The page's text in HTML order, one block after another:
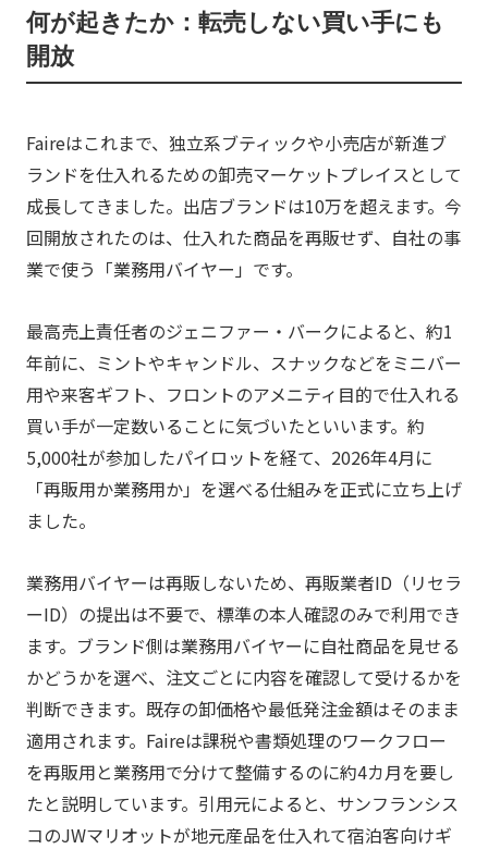
何が起きたか：転売しない買い手にも
開放
Faireはこれまで、独立系ブティックや小売店が新進ブ
ランドを仕入れるための卸売マーケットプレイスとして
成長してきました。出店ブランドは10万を超えます。今
回開放されたのは、仕入れた商品を再販せず、自社の事
業で使う「業務用バイヤー」です。
最高売上責任者のジェニファー・バークによると、約1
年前に、ミントやキャンドル、スナックなどをミニバー
用や来客ギフト、フロントのアメニティ目的で仕入れる
買い手が一定数いることに気づいたといいます。約
5,000社が参加したパイロットを経て、2026年4月に
「再販用か業務用か」を選べる仕組みを正式に立ち上げ
ました。
業務用バイヤーは再販しないため、再販業者ID（リセラ
ーID）の提出は不要で、標準の本人確認のみで利用でき
ます。ブランド側は業務用バイヤーに自社商品を見せる
かどうかを選べ、注文ごとに内容を確認して受けるかを
判断できます。既存の卸価格や最低発注金額はそのまま
適用されます。Faireは課税や書類処理のワークフロー
を再販用と業務用で分けて整備するのに約4カ月を要し
たと説明しています。引用元によると、サンフランシス
コのJWマリオットが地元産品を仕入れて宿泊客向けギ